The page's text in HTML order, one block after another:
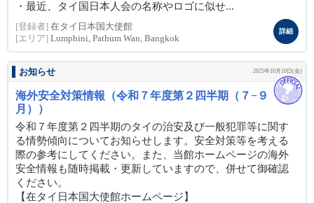
・最近、タイ国日本人会の名称やロゴに似せ...
[登録者] 在タイ日本国大使館
[エリア] Lumphini, Pathum Wan, Bangkok
詳細
お知らせ 2025年10月10日(金)
海外安全対策情報（令和７年度第２四半期（７−９
月））
令和７年度第２四半期のタイの治安及び一般犯罪等に関す
る情勢傾向についてお知らせします。安全対策等を考える
際の参考にしてください。また、当館ホームページの海外
安全情報も随時掲載・更新していますので、併せて御確認
ください。
【在タイ日本国大使館ホームページ】